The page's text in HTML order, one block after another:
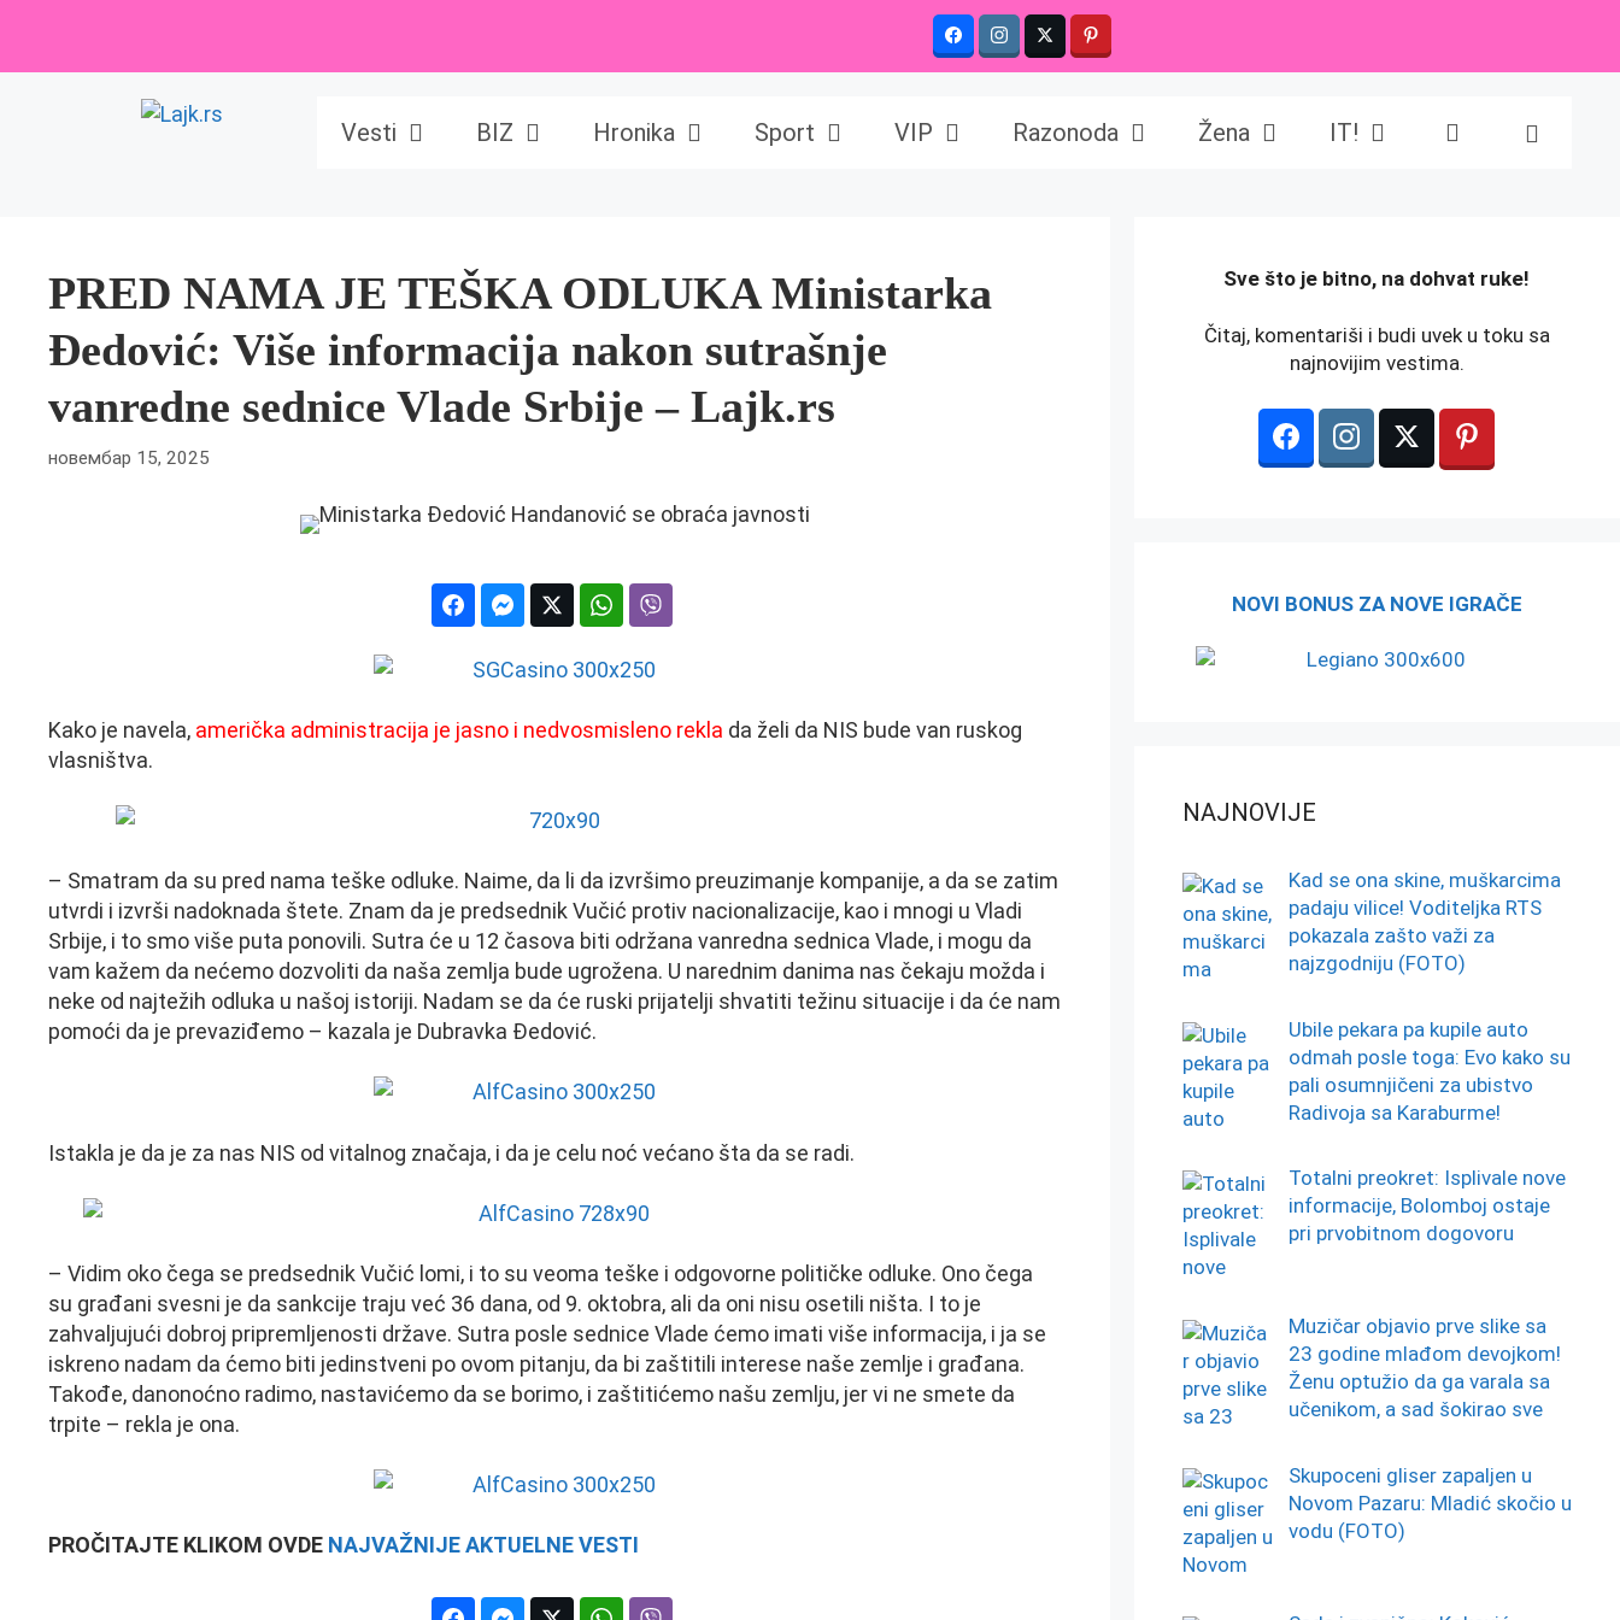
content
Vesti BIZ Hronika Sport VIP Razonoda Žena IT!
PRED NAMA JE TEŠKA ODLUKA Ministarka
Đedović: Više informacija nakon sutrašnje
vanredne sednice Vlade Srbije – Lajk.rs
новембар 15, 2025
Kako je navela, američka administracija je jasno i nedvosmisleno rekla da želi da NIS bude van ruskog
vlasništva.
– Smatram da su pred nama teške odluke. Naime, da li da izvršimo preuzimanje kompanije, a da se zatim
utvrdi i izvrši nadoknada štete. Znam da je predsednik Vučić protiv nacionalizacije, kao i mnogi u Vladi
Srbije, i to smo više puta ponovili. Sutra će u 12 časova biti održana vanredna sednica Vlade, i mogu da
vam kažem da nećemo dozvoliti da naša zemlja bude ugrožena. U narednim danima nas čekaju možda i
neke od najtežih odluka u našoj istoriji. Nadam se da će ruski prijatelji shvatiti težinu situacije i da će nam
pomoći da je prevaziđemo – kazala je Dubravka Đedović.
Istakla je da je za nas NIS od vitalnog značaja, i da je celu noć većano šta da se radi.
– Vidim oko čega se predsednik Vučić lomi, i to su veoma teške i odgovorne političke odluke. Ono čega
su građani svesni je da sankcije traju već 36 dana, od 9. oktobra, ali da oni nisu osetili ništa. I to je
zahvaljujući dobroj pripremljenosti države. Sutra posle sednice Vlade ćemo imati više informacija, i ja se
iskreno nadam da ćemo biti jedinstveni po ovom pitanju, da bi zaštitili interese naše zemlje i građana.
Takođe, danonoćno radimo, nastavićemo da se borimo, i zaštitićemo našu zemlju, jer vi ne smete da
trpite – rekla je ona.
PROČITAJTE KLIKOM OVDE NAJVAŽNIJE AKTUELNE VESTI
️Sve što je bitno, na dohvat ruke!
Čitaj, komentariši i budi uvek u toku sa
najnovijim vestima.
NOVI BONUS ZA NOVE IGRAČE
NAJNOVIJE
Kad se ona skine, muškarcima
padaju vilice! Voditeljka RTS
pokazala zašto važi za
najzgodniju (FOTO)
Ubile pekara pa kupile auto
odmah posle toga: Evo kako su
pali osumnjičeni za ubistvo
Radivoja sa Karaburme!
Totalni preokret: Isplivale nove
informacije, Bolomboj ostaje
pri prvobitnom dogovoru
Muzičar objavio prve slike sa
23 godine mlađom devojkom!
Ženu optužio da ga varala sa
učenikom, a sad šokirao sve
Skupoceni gliser zapaljen u
Novom Pazaru: Mladić skočio u
vodu (FOTO)